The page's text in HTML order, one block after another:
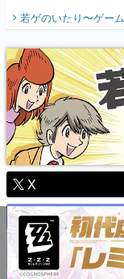
若ゲのいたり〜ゲー
X
Discord